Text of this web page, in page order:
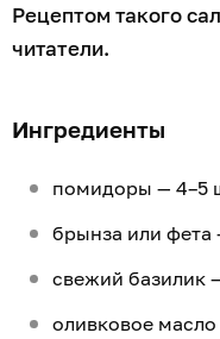
Рецептом такого
читатели.
Ингредиенты
помидоры — 4–5
брынза или фета
свежий базилик
оливковое масло